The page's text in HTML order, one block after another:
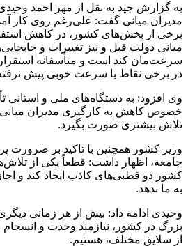
به گزارش جید به نقل از مهر احمد وحیدی
مدیران میانی گفت: علی‌رغم روی کار
برخی از بخش‌های کشور، در کاهش
میانی دولت قبل و نیز تغییرات و
سرعت‌مان کند است و متأسفانه
در برخی نقاط با سرعت خوبی پیش
وی افزود: به دستگاه‌های ملی و استانی
خصوص کاهش به کارگیری مدیران میانی
تلاش بیشتری صورت بگیرد.
وزیر کشور همچنین با تاکید بر ضرورت
جامعه، اظهار داشت: قطعاً یکی از
کشور دو قطبی‌های کاذب ایجاد کند و
به ما ندهد.
وحیدی ادامه داد: بیش از هر زمانی
بزرگ در کشور، نیازمند وحدت و
از سلایق مختلف، هستیم.